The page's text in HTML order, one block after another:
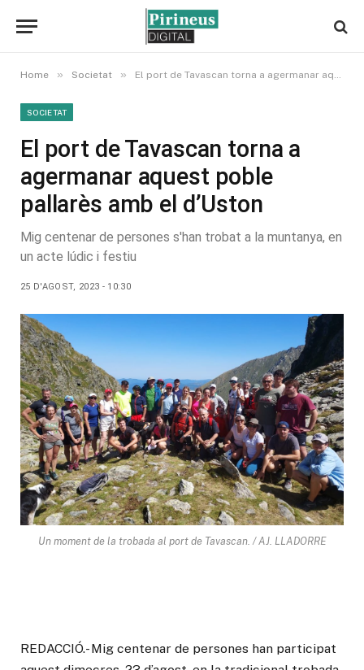
Home » Societat » El port de Tavascan torna a agermanar aquest poble pallarès amb el d’Uston
SOCIETAT
El port de Tavascan torna a
agermanar aquest poble
pallarès amb el d’Uston
Mig centenar de persones s'han trobat a la muntanya, en
un acte lúdic i festiu
25 D'AGOST, 2023 - 10:30
Un moment de la trobada al port de Tavascan. / AJ. LLADORRE
REDACCIÓ.- Mig centenar de persones han participat